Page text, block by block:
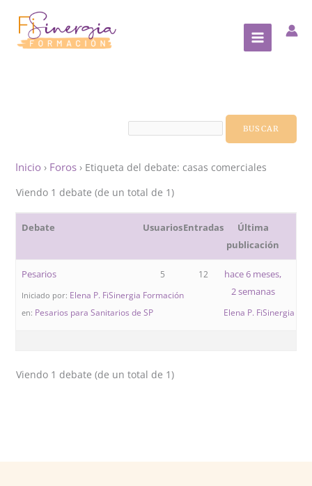
contenido
Inicio › Foros › Etiqueta del debate: casas comerciales
Viendo 1 debate (de un total de 1)
Debate UsuariosEntradas
Última
publicación
Pesarios
Iniciado por: Elena P. FiSinergia Formación
en: Pesarios para Sanitarios de SP
5 12
hace 6 meses,
2 semanas
Elena P. FiSinergia
Viendo 1 debate (de un total de 1)